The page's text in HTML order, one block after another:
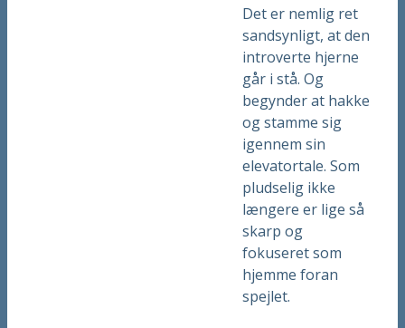
Det er nemlig ret
sandsynligt, at den
introverte hjerne
går i stå. Og
begynder at hakke
og stamme sig
igennem sin
elevatortale. Som
pludselig ikke
længere er lige så
skarp og
fokuseret som
hjemme foran
spejlet.